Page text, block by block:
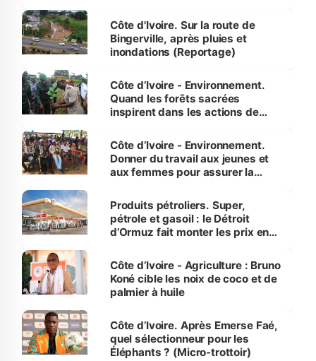
(Alassane Ouattara
Côte d'Ivoire. Sur la route de
Bingerville, après pluies et
inondations (Reportage)
Côte d’Ivoire - Environnement.
Quand les forêts sacrées
inspirent dans les actions de
Côte d’Ivoire - Environnement.
Donner du travail aux jeunes et
aux femmes pour assurer la
menacées
Produits pétroliers. Super,
pétrole et gasoil : le Détroit
d’Ormuz fait monter les prix en
Côte d’Ivoire - Agriculture : Bruno
Koné cible les noix de coco et de
palmier à huile
Côte d’Ivoire. Après Emerse Faé,
quel sélectionneur pour les
Éléphants ? (Micro-trottoir)